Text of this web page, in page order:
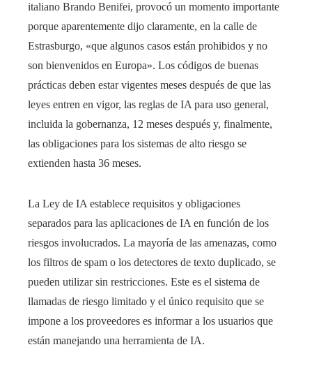
italiano Brando Benifei, provocó un momento importante
porque aparentemente dijo claramente, en la calle de
Estrasburgo, «que algunos casos están prohibidos y no
son bienvenidos en Europa». Los códigos de buenas
prácticas deben estar vigentes meses después de que las
leyes entren en vigor, las reglas de IA para uso general,
incluida la gobernanza, 12 meses después y, finalmente,
las obligaciones para los sistemas de alto riesgo se
extienden hasta 36 meses.
La Ley de IA establece requisitos y obligaciones
separados para las aplicaciones de IA en función de los
riesgos involucrados. La mayoría de las amenazas, como
los filtros de spam o los detectores de texto duplicado, se
pueden utilizar sin restricciones. Este es el sistema de
llamadas de riesgo limitado y el único requisito que se
impone a los proveedores es informar a los usuarios que
están manejando una herramienta de IA.